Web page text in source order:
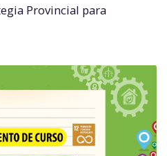
Provincial para